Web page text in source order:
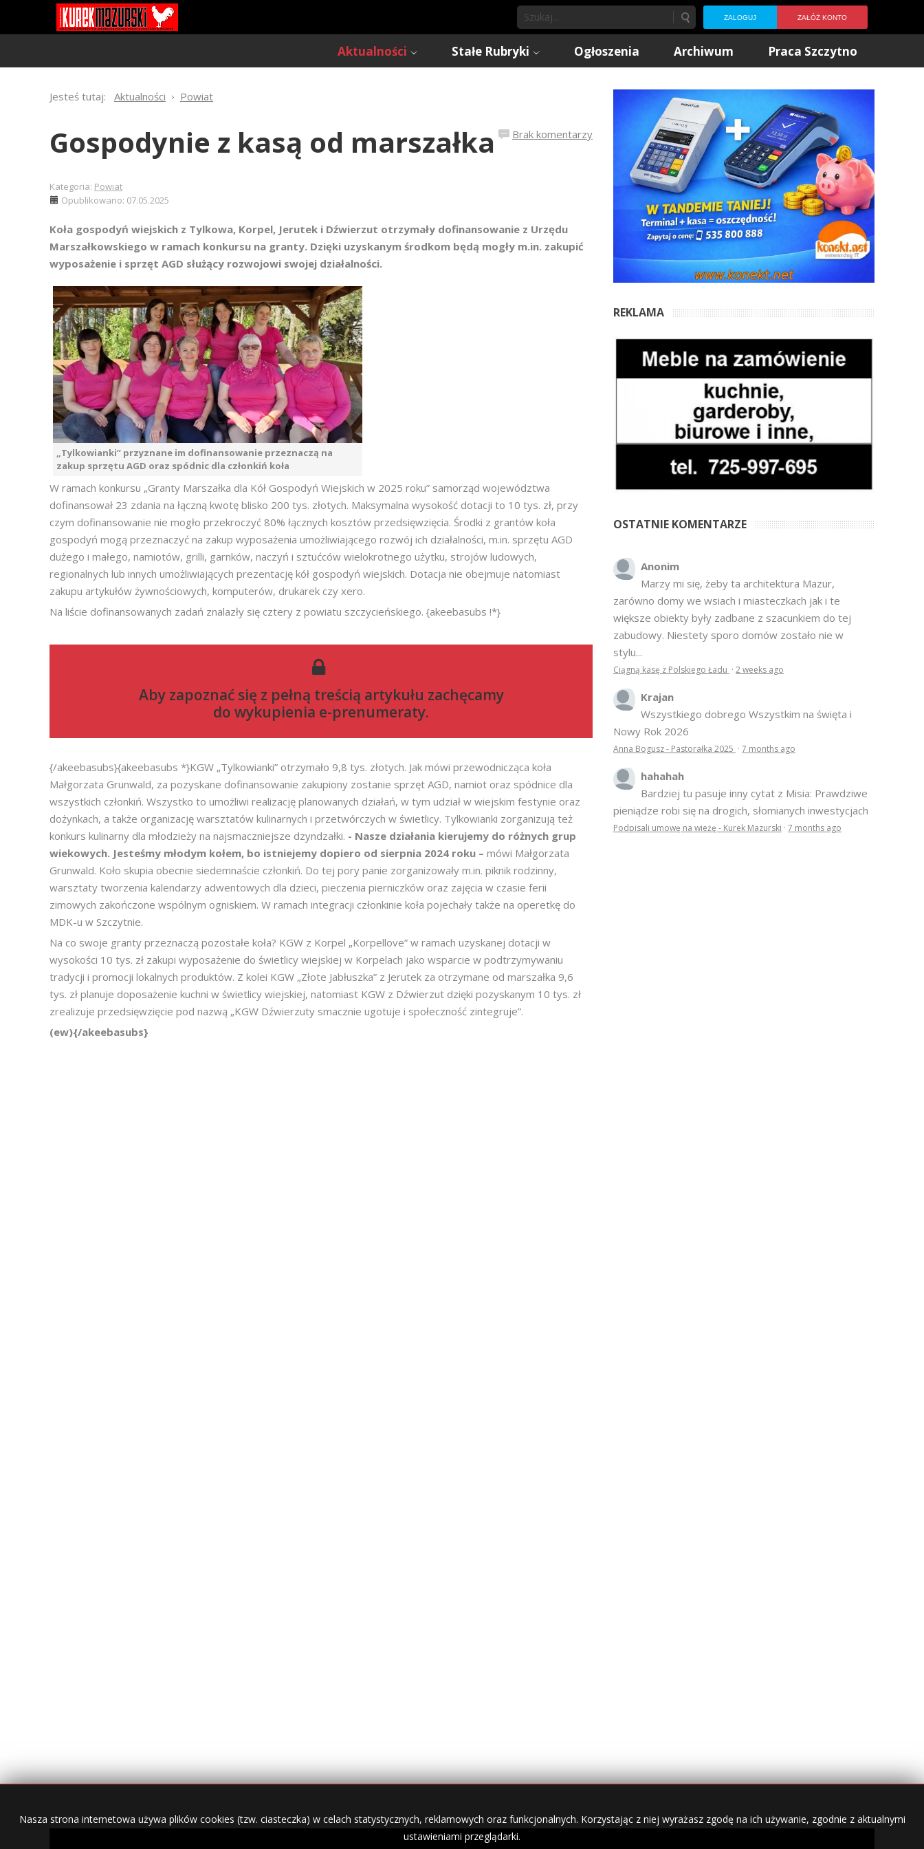
ZALOGUJ ZAŁÓŻ KONTO
Aktualności Stałe Rubryki Ogłoszenia Archiwum Praca Szczytno
Jesteś tutaj: Aktualności Powiat
Brak komentarzy
Gospodynie z kasą od marszałka
Kategoria: Powiat
Opublikowano: 07.05.2025
Koła gospodyń wiejskich z Tylkowa, Korpel, Jerutek i Dźwierzut otrzymały dofinansowanie z Urzędu
Marszałkowskiego w ramach konkursu na granty. Dzięki uzyskanym środkom będą mogły m.in. zakupić
wyposażenie i sprzęt AGD służący rozwojowi swojej działalności.
„Tylkowianki” przyznane im dofinansowanie przeznaczą na
zakup sprzętu AGD oraz spódnic dla członkiń koła
W ramach konkursu „Granty Marszałka dla Kół Gospodyń Wiejskich w 2025 roku” samorząd województwa
dofinansował 23 zdania na łączną kwotę blisko 200 tys. złotych. Maksymalna wysokość dotacji to 10 tys. zł, przy
czym dofinansowanie nie mogło przekroczyć 80% łącznych kosztów przedsięwzięcia. Środki z grantów koła
gospodyń mogą przeznaczyć na zakup wyposażenia umożliwiającego rozwój ich działalności, m.in. sprzętu AGD
dużego i małego, namiotów, grilli, garnków, naczyń i sztućców wielokrotnego użytku, strojów ludowych,
regionalnych lub innych umożliwiających prezentację kół gospodyń wiejskich. Dotacja nie obejmuje natomiast
zakupu artykułów żywnościowych, komputerów, drukarek czy xero.
Na liście dofinansowanych zadań znalazły się cztery z powiatu szczycieńskiego. {akeebasubs !*}
Aby zapoznać się z pełną treścią artykułu zachęcamy
do wykupienia e-prenumeraty.
{/akeebasubs}{akeebasubs *}KGW „Tylkowianki” otrzymało 9,8 tys. złotych. Jak mówi przewodnicząca koła
Małgorzata Grunwald, za pozyskane dofinansowanie zakupiony zostanie sprzęt AGD, namiot oraz spódnice dla
wszystkich członkiń. Wszystko to umożliwi realizację planowanych działań, w tym udział w wiejskim festynie oraz
dożynkach, a także organizację warsztatów kulinarnych i przetwórczych w świetlicy. Tylkowianki zorganizują też
konkurs kulinarny dla młodzieży na najsmaczniejsze dzyndzałki. - Nasze działania kierujemy do różnych grup
wiekowych. Jesteśmy młodym kołem, bo istniejemy dopiero od sierpnia 2024 roku – mówi Małgorzata
Grunwald. Koło skupia obecnie siedemnaście członkiń. Do tej pory panie zorganizowały m.in. piknik rodzinny,
warsztaty tworzenia kalendarzy adwentowych dla dzieci, pieczenia pierniczków oraz zajęcia w czasie ferii
zimowych zakończone wspólnym ogniskiem. W ramach integracji członkinie koła pojechały także na operetkę do
MDK-u w Szczytnie.
Na co swoje granty przeznaczą pozostałe koła? KGW z Korpel „Korpellove” w ramach uzyskanej dotacji w
wysokości 10 tys. zł zakupi wyposażenie do świetlicy wiejskiej w Korpelach jako wsparcie w podtrzymywaniu
tradycji i promocji lokalnych produktów. Z kolei KGW „Złote Jabłuszka” z Jerutek za otrzymane od marszałka 9,6
tys. zł planuje doposażenie kuchni w świetlicy wiejskiej, natomiast KGW z Dźwierzut dzięki pozyskanym 10 tys. zł
zrealizuje przedsięwzięcie pod nazwą „KGW Dźwierzuty smacznie ugotuje i społeczność zintegruje”.
(ew){/akeebasubs}
REKLAMA
OSTATNIE KOMENTARZE
Anonim
Marzy mi się, żeby ta architektura Mazur,
zarówno domy we wsiach i miasteczkach jak i te
większe obiekty były zadbane z szacunkiem do tej
zabudowy. Niestety sporo domów zostało nie w
stylu...
Ciągną kasę z Polskiego Ładu · 2 weeks ago
Krajan
Wszystkiego dobrego Wszystkim na święta i
Nowy Rok 2026
Anna Bogusz - Pastorałka 2025 · 7 months ago
hahahah
Bardziej tu pasuje inny cytat z Misia: Prawdziwe
pieniądze robi się na drogich, słomianych inwestycjach
Podpisali umowę na wieżę - Kurek Mazurski · 7 months ago
Nasza strona internetowa używa plików cookies (tzw. ciasteczka) w celach statystycznych, reklamowych oraz funkcjonalnych. Korzystając z niej wyrażasz zgodę na ich używanie, zgodnie z aktualnymi
ustawieniami przeglądarki.